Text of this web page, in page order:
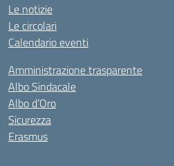
Le notizie
Le circolari
Calendario eventi
Amministrazione trasparente
Albo Sindacale
Albo d’Oro
Sicurezza
Erasmus